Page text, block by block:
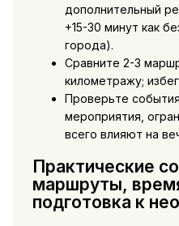
дополнительный
+15-30 минут как
города).
Сравните 2-3
километражу;
Проверьте
мероприятия,
всего влияют на
Практические
маршруты,
подготовка к